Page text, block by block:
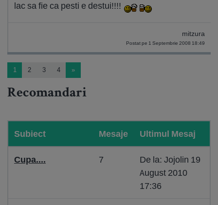
lac sa fie ca pesti e destui!!!!
mitzura
Postat pe 1 Septembrie 2008 18:49
1 2 3 4 »
Recomandari
Subiect Mesaje Ultimul Mesaj
Cupa.... 7
De la: Jojolin 19
August 2010
17:36